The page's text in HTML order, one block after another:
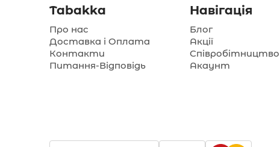
Tabakka
Про нас
Доставка і Оплата
Контакти
Питання-Відповідь
Навігація
Блог
Акції
Співробітництво
Акаунт